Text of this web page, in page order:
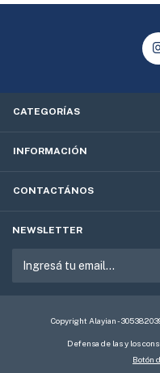
CATEGORÍAS
INFORMACIÓN
CONTACTÁNOS
NEWSLETTER
Copyright Alayian -
Defensa de las y los
Botón